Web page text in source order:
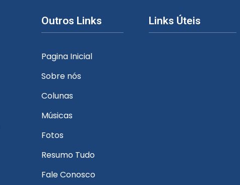
Outros Links
Pagina Inicial
Sobre nós
Colunas
Músicas
Fotos
Resumo Tudo
Fale Conosco
Links Úteis